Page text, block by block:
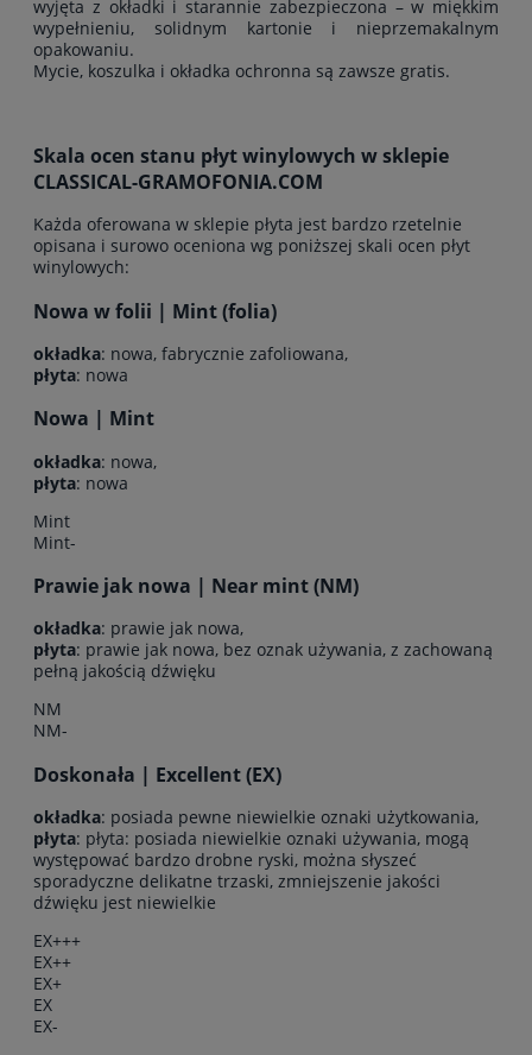
wyjęta z okładki i starannie zabezpieczona – w miękkim
wypełnieniu, solidnym kartonie i nieprzemakalnym
opakowaniu.
Mycie, koszulka i okładka ochronna są zawsze gratis.
Skala ocen stanu płyt winylowych w sklepie
CLASSICAL-GRAMOFONIA.COM
Każda oferowana w sklepie płyta jest bardzo rzetelnie
opisana i surowo oceniona wg poniższej skali ocen płyt
winylowych:
Nowa w folii | Mint (folia)
okładka: nowa, fabrycznie zafoliowana,
płyta: nowa
Nowa | Mint
okładka: nowa,
płyta: nowa
Mint
Mint-
Prawie jak nowa | Near mint (NM)
okładka: prawie jak nowa,
płyta: prawie jak nowa, bez oznak używania, z zachowaną
pełną jakością dźwięku
NM
NM-
Doskonała | Excellent (EX)
okładka: posiada pewne niewielkie oznaki użytkowania,
płyta: płyta: posiada niewielkie oznaki używania, mogą
występować bardzo drobne ryski, można słyszeć
sporadyczne delikatne trzaski, zmniejszenie jakości
dźwięku jest niewielkie
EX+++
EX++
EX+
EX
EX-